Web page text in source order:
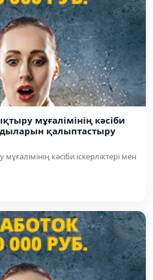
мұғалімінің кәсіби
қалыптастыру
кәсіби іскерліктері мен